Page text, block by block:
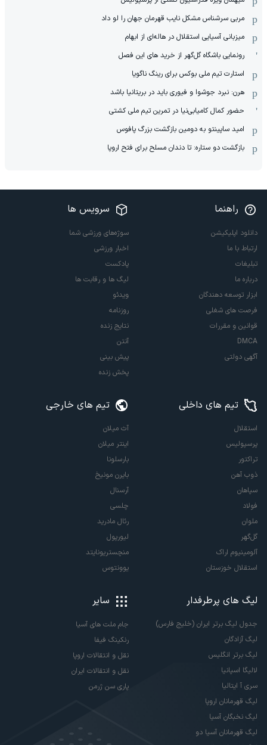
مربی سرشناس مشکل نایب قهرمان جهان را لو داد
میزبانی آسیایی استقلال در هاله‌ای از ابهام
رونمایی باشگاه گل‌گهر از خرید های این فصل
استارت تیم ملی بوکس برای رینگ ناگویا
هرن: نبرد جوشوا و فیوری باید در بریتانیا باشد
حضور کمال کامیابی‌نیا در تمرین تیم ملی کشتی
امید ساپینتو به دومین بازگشت بزرگ پافوس
بازگشت دو ستاره: تا دندان مسلح برای فتح اروپا
راهنما
دانلود اپلیکیشن
ارتباط با ما
تبلیغات
درباره ما
ابزار توسعه دهندگان
فرصت های شغلی
قوانین و مقررات
DMCA
آگهی دولتی
سرویس ها
سوژه‌های ورزشی شما
اخبار ورزشی
پادکست
لیگ ها و رقابت ها
ویدئو
روزنامه
نتایج زنده
آنتن
پیش بینی
پخش زنده
تیم های داخلی
استقلال
پرسپولیس
تراکتور
ذوب آهن
سپاهان
فولاد
ملوان
گل‌گهر
آلومینیوم اراک
استقلال خوزستان
تیم های خارجی
آث میلان
اینتر میلان
بارسلونا
بایرن مونیخ
آرسنال
چلسی
رئال مادرید
لیورپول
منچستریونایتد
یوونتوس
لیگ های پرطرفدار
جدول لیگ برتر ایران (خلیج فارس)
لیگ آزادگان
لیگ برتر انگلیس
لالیگا اسپانیا
سری آ ایتالیا
لیگ قهرمانان اروپا
لیگ نخبگان آسیا
لیگ قهرمانان آسیا دو
سایر
جام ملت های آسیا
رنکینگ فیفا
نقل و انتقالات اروپا
نقل و انتقالات ایران
پاری سن ژرمن